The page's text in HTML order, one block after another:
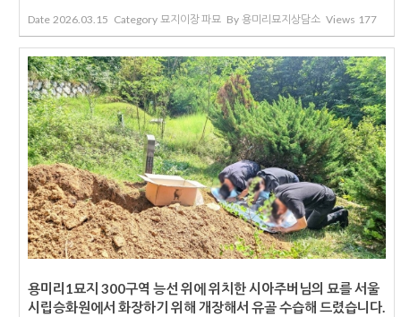
Date 2026.03.15 Category 묘지이장 파묘 By 용미리묘지상담소 Views 177
용미리1묘지 300구역 능선 위에 위치한 시아주버님의 묘를 서울
시립승화원에서 화장하기 위해 개장해서 유골 수습해 드렸습니다.